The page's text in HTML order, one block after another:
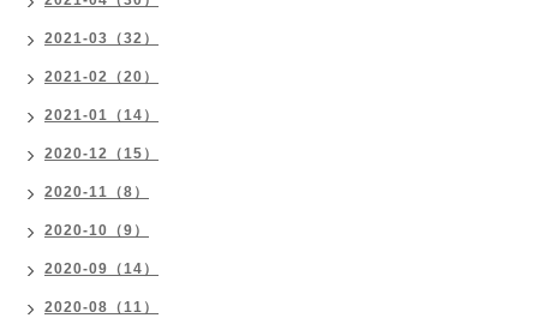
2021-03（32）
2021-02（20）
2021-01（14）
2020-12（15）
2020-11（8）
2020-10（9）
2020-09（14）
2020-08（11）